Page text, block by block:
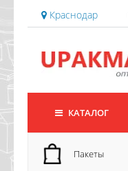
Краснодар
КАТАЛОГ
Пакеты